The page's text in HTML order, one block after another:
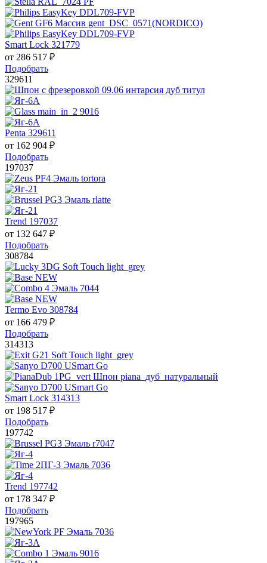
Smart Lock 321779
от 286 517 ₽
Подобрать
329611
Penta 329611
от 162 904 ₽
Подобрать
197037
Trend 197037
от 132 647 ₽
Подобрать
308784
Termo Evo 308784
от 166 479 ₽
Подобрать
314313
Smart Lock 314313
от 198 517 ₽
Подобрать
197742
Trend 197742
от 178 347 ₽
Подобрать
197965